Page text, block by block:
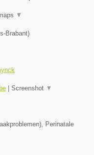
▼
Brabant)
Screenshot ▼
Perinatale